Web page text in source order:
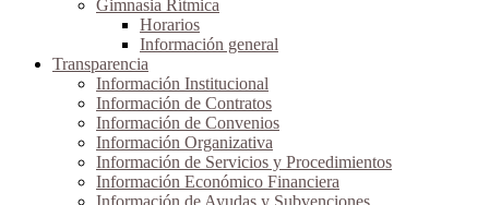
Gimnasia Rítmica
Horarios
Información general
Transparencia
Información Institucional
Información de Contratos
Información de Convenios
Información Organizativa
Información de Servicios y Procedimientos
Información Económico Financiera
Información de Ayudas y Subvenciones